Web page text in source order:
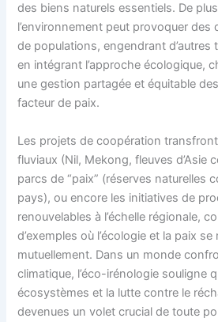
des biens naturels essentiels. De
l’environnement peut provoquer des
de populations, engendrant d’autres
en intégrant l’approche écologique,
une gestion partagée et équitable
facteur de paix.
Les projets de coopération
fluviaux (Nil, Mekong, fleuves d’Asie
parcs de “paix” (réserves naturelles
pays), ou encore les initiatives de
renouvelables à l’échelle régionale,
d’exemples où l’écologie et la paix
mutuellement. Dans un monde
climatique, l’éco-irénologie souligne
écosystèmes et la lutte contre le
devenues un volet crucial de toute